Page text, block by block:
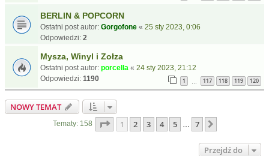
BERLIN & POPCORN
Ostatni post autor: Gorgofone « 25 sty 2023, 0:06
Odpowiedzi: 2
Mysza, Winyl i Zołza
Ostatni post autor: porcella « 24 sty 2023, 21:12
Odpowiedzi: 1190 1 117 118 119 120
NOWY TEMAT
Tematy: 158 Strona1 z7
1 2 3 4 5 … 7
Przejdź do